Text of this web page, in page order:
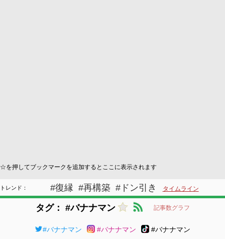
☆を押してブックマークを追加するとここに表示されます
#復縁 #再構築 #ドン引き タイムライン
トレンド：
タグ： #バナナマン 記事数グラフ
#バナナマン #バナナマン #バナナマン